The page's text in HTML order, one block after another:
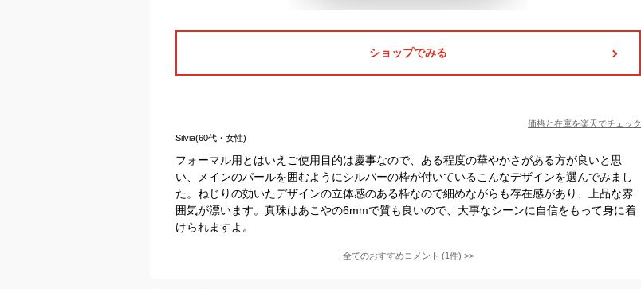
ショップでみる
価格と在庫を楽天でチェック
Silvia(60代・女性)
フォーマル用とはいえご使用目的は慶事なので、ある程度の華やかさがある方が良いと思
い、メインのパールを囲むようにシルバーの枠が付いているこんなデザインを選んでみまし
た。ねじりの効いたデザインの立体感のある枠なので細めながらも存在感があり、上品な雰
囲気が漂います。真珠はあこやの6mmで質も良いので、大事なシーンに自信をもって身に着
けられますよ。
全てのおすすめコメント (1件) >